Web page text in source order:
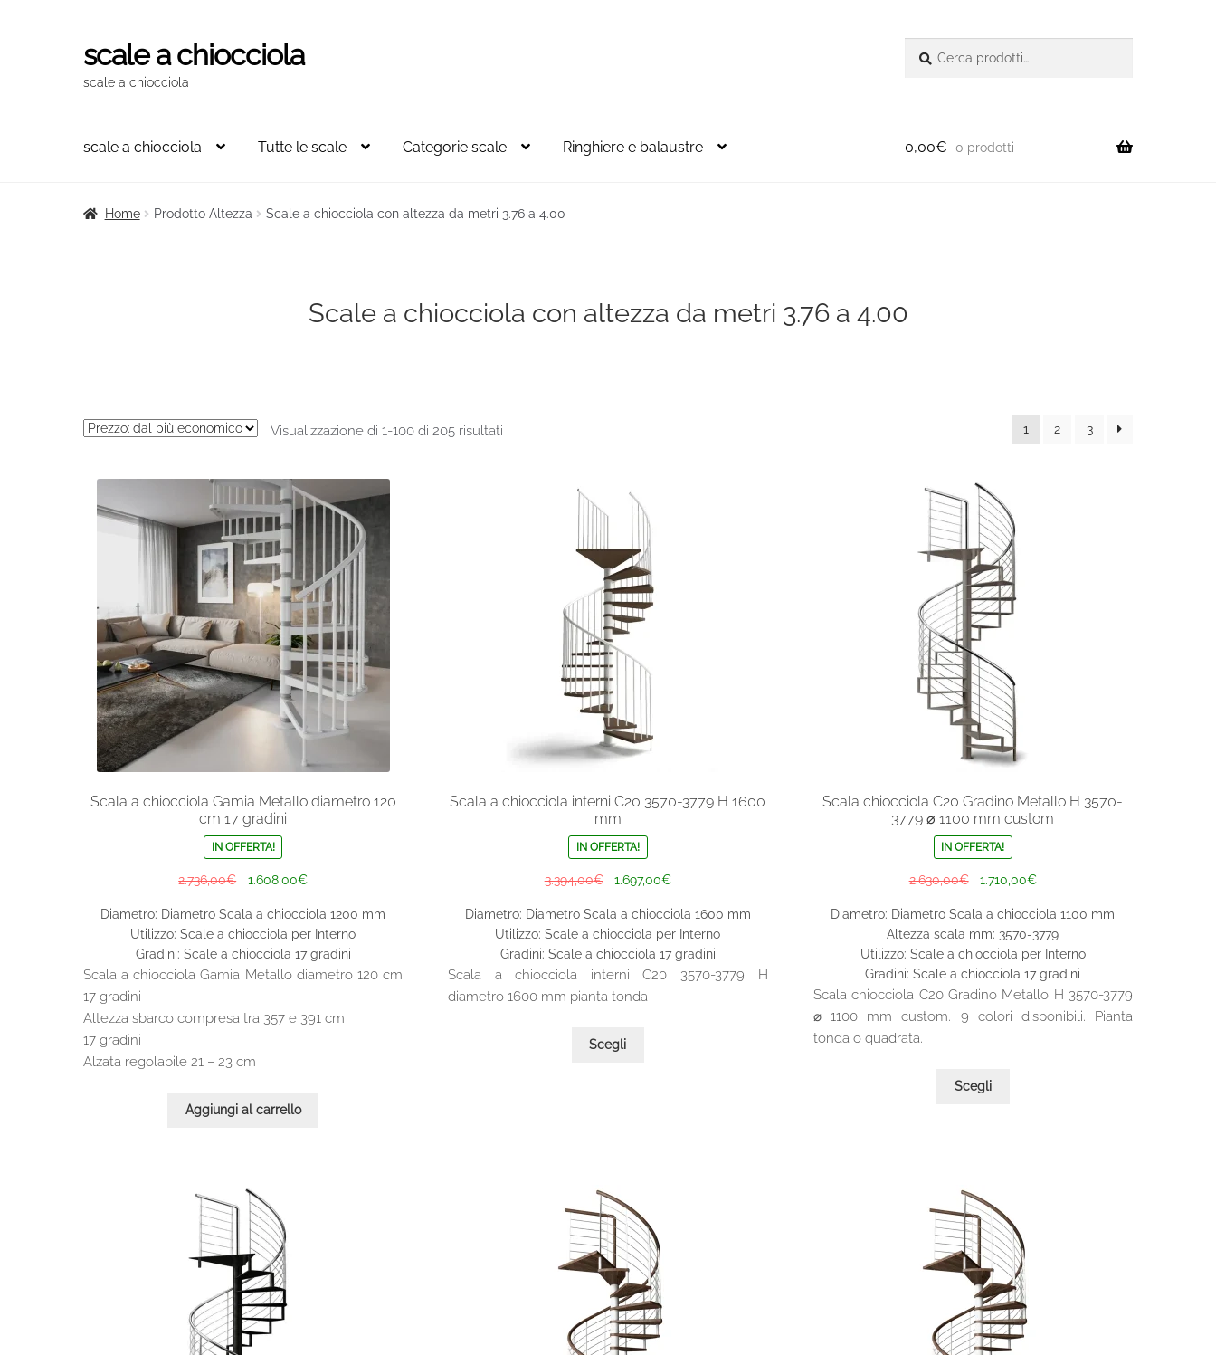
Vai
alla
Vai
al
scale a chiocciola
scale a chiocciola
scale a chiocciola Tutte le scale Categorie scale Ringhiere e balaustre 0,00€ 0 prodotti
Home Prodotto Altezza Scale a chiocciola con altezza da metri 3.76 a 4.00
Scale a chiocciola con altezza da metri 3.76 a 4.00
Visualizzazione di 1-100 di 205 risultati 1 2 3
Scala a chiocciola Gamia Metallo diametro 120
cm 17 gradini
IN OFFERTA!
2.736,00€
originale
era:
2.736,00€.
1.608,00€Il
attuale
è:
1.608,00€.
Diametro: Diametro Scala a chiocciola 1200 mm
Utilizzo: Scale a chiocciola per Interno
Gradini: Scale a chiocciola 17 gradini
Scala a chiocciola Gamia Metallo diametro 120 cm
17 gradini
Altezza sbarco compresa tra 357 e 391 cm
17 gradini
Alzata regolabile 21 – 23 cm
Aggiungi al carrello
Scala a chiocciola interni C20 3570-3779 H 1600
mm
IN OFFERTA!
3.394,00€
originale
era:
3.394,00€.
1.697,00€Il
attuale
è:
1.697,00€.
Diametro: Diametro Scala a chiocciola 1600 mm
Utilizzo: Scale a chiocciola per Interno
Gradini: Scale a chiocciola 17 gradini
Scala a chiocciola interni C20 3570-3779 H
diametro 1600 mm pianta tonda
Scegli
scelte
nella
pagina
del
prodotto
Scala chiocciola C20 Gradino Metallo H 3570-
3779 ⌀ 1100 mm custom
IN OFFERTA!
2.630,00€
originale
era:
2.630,00€.
1.710,00€Il
attuale
è:
1.710,00€.
Diametro: Diametro Scala a chiocciola 1100 mm
Altezza scala mm: 3570-3779
Utilizzo: Scale a chiocciola per Interno
Gradini: Scale a chiocciola 17 gradini
Scala chiocciola C20 Gradino Metallo H 3570-3779
⌀ 1100 mm custom. 9 colori disponibili. Pianta
tonda o quadrata.
Scegli
possono
essere
scelte
nella
pagina
del
prodotto